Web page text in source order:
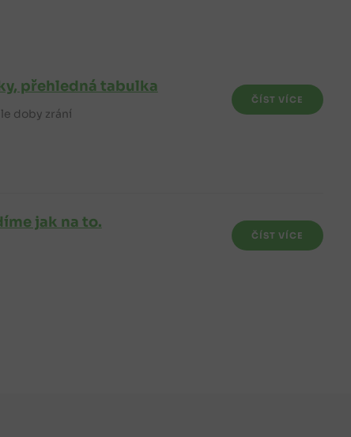
přehledná tabulka
doby zrání
ČÍST VÍCE
jak na to.
ČÍST VÍCE